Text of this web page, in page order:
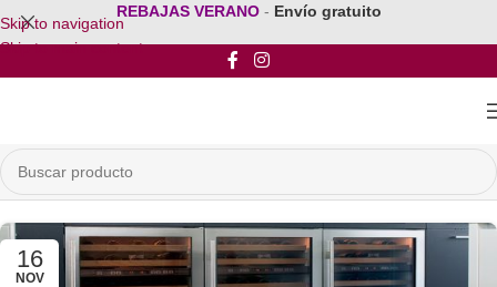
Skip to navigation
Skip to main content
REBAJAS VERANO - Envío gratuito
16
NOV